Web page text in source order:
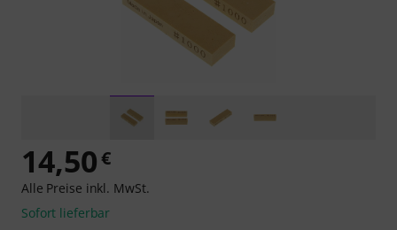
14,50€
Alle Preise inkl. MwSt.
Sofort lieferbar